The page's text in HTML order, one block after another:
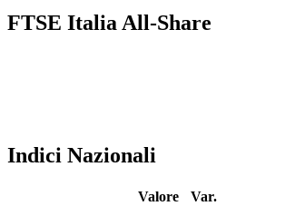
FTSE Italia All-Share
Indici Nazionali
Valore
Var.